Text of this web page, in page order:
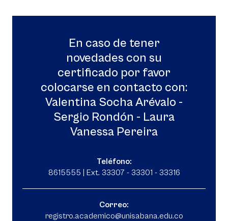
En caso de tener
novedades con su
certificado por favor
colocarse en contacto con:
Valentina Socha Arévalo -
Sergio Rondón - Laura
Vanessa Pereira
Teléfono:
8615555 | Ext. 33307 - 33301 - 33316
Correo:
registro.academico@unisabana.edu.co